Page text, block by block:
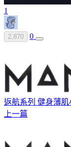
1
2,870 0
返航系列 健身薄肌
上一篇